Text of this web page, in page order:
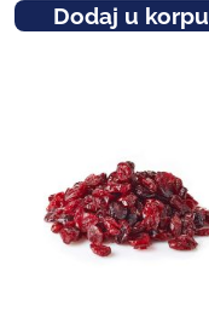
Dodaj u korpu